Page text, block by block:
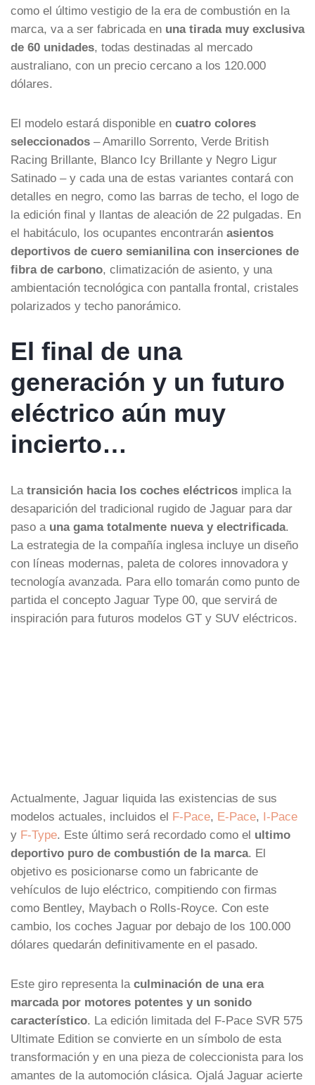
como el último vestigio de la era de combustión en la
marca, va a ser fabricada en una tirada muy exclusiva
de 60 unidades, todas destinadas al mercado
australiano, con un precio cercano a los 120.000
dólares.
El modelo estará disponible en cuatro colores
seleccionados – Amarillo Sorrento, Verde British
Racing Brillante, Blanco Icy Brillante y Negro Ligur
Satinado – y cada una de estas variantes contará con
detalles en negro, como las barras de techo, el logo de
la edición final y llantas de aleación de 22 pulgadas. En
el habitáculo, los ocupantes encontrarán asientos
deportivos de cuero semianilina con inserciones de
fibra de carbono, climatización de asiento, y una
ambientación tecnológica con pantalla frontal, cristales
polarizados y techo panorámico.
El final de una
generación y un futuro
eléctrico aún muy
incierto…
La transición hacia los coches eléctricos implica la
desaparición del tradicional rugido de Jaguar para dar
paso a una gama totalmente nueva y electrificada.
La estrategia de la compañía inglesa incluye un diseño
con líneas modernas, paleta de colores innovadora y
tecnología avanzada. Para ello tomarán como punto de
partida el concepto Jaguar Type 00, que servirá de
inspiración para futuros modelos GT y SUV eléctricos.
Actualmente, Jaguar liquida las existencias de sus
modelos actuales, incluidos el F-Pace, E-Pace, I-Pace
y F-Type. Este último será recordado como el ultimo
deportivo puro de combustión de la marca. El
objetivo es posicionarse como un fabricante de
vehículos de lujo eléctrico, compitiendo con firmas
como Bentley, Maybach o Rolls-Royce. Con este
cambio, los coches Jaguar por debajo de los 100.000
dólares quedarán definitivamente en el pasado.
Este giro representa la culminación de una era
marcada por motores potentes y un sonido
característico. La edición limitada del F-Pace SVR 575
Ultimate Edition se convierte en un símbolo de esta
transformación y en una pieza de coleccionista para los
amantes de la automoción clásica. Ojalá Jaguar acierte